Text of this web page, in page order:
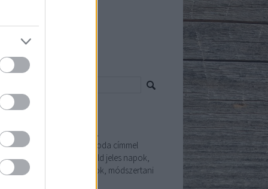
április(6)
környezeti neveléssel,
és Zöld Óvoda címmel
információkat (zöld jeles napok,
ötletek, jógyakorlatok, módszertani